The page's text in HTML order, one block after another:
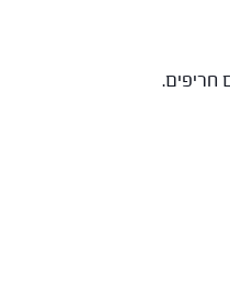
חריפים.